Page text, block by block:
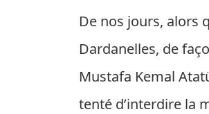
De nos jours, alors
Dardanelles, de
Mustafa Kemal
tenté d’interdire la